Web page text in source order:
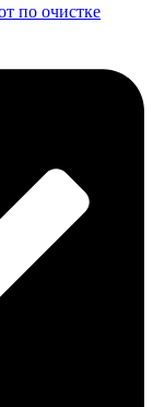
по очистке